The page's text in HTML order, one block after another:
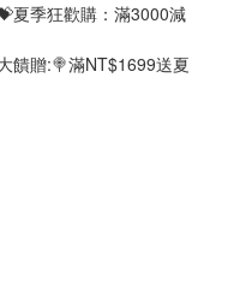
夏季狂歡購：滿3000減
饋贈:🍭滿NT$1699送夏